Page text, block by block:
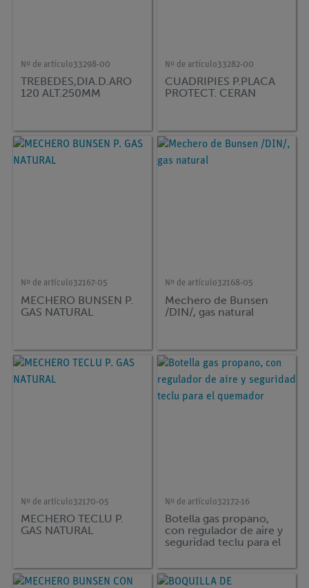
Nº de artículo33298-00
TREBEDES,DIA.D.ARO
120 ALT.250MM
Nº de artículo33282-00
CUADRIPIES P.PLACA
PROTECT. CERAN
Nº de artículo32167-05
MECHERO BUNSEN P.
GAS NATURAL
Nº de artículo32168-05
Mechero de Bunsen
/DIN/, gas natural
Nº de artículo32170-05
MECHERO TECLU P.
GAS NATURAL
Nº de artículo32172-16
Botella gas propano,
con regulador de aire y
seguridad teclu para el